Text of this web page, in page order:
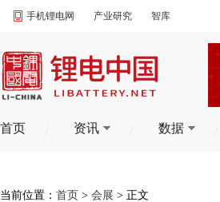
手机锂电网 产业研究 智库
首页 资讯 数据
当前位置： 首页 > 会展 > 正文